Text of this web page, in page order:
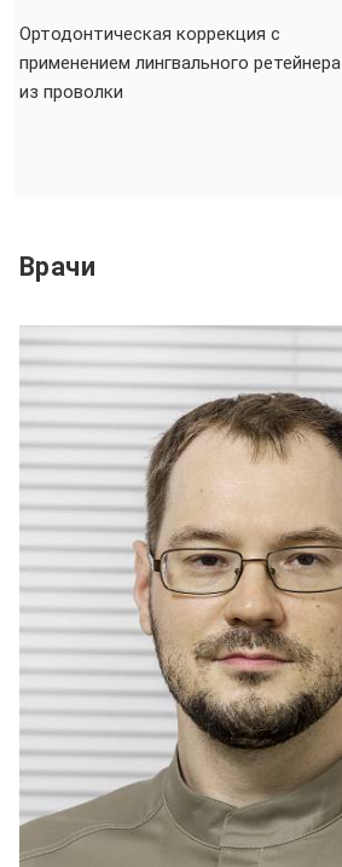
Ортодонтическая коррекция с
применением лингвального ретейнера
из проволки
Врачи